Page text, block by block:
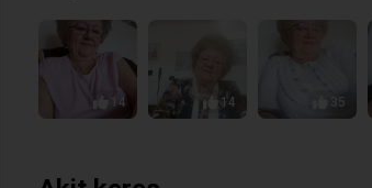
14 14 35